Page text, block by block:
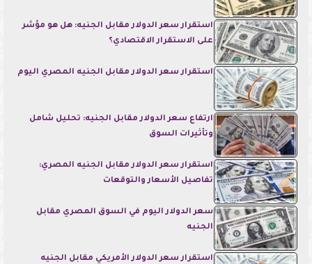
استقرار سعر الدولار مقابل الجنيه: هل هو مؤشر
على الاستقرار الاقتصادي؟
استقرار سعر الدولار مقابل الجنيه المصري اليوم
ارتفاع سعر الدولار مقابل الجنيه: تحليل شامل
وتأثيرات السوق
استقرار سعر الدولار مقابل الجنيه المصري:
تفاصيل الأسعار والتوقعات
سعر الدولار اليوم في السوق المصري مقابل
الجنيه
استقرار سعر الدولار الأمريكي مقابل الجنيه